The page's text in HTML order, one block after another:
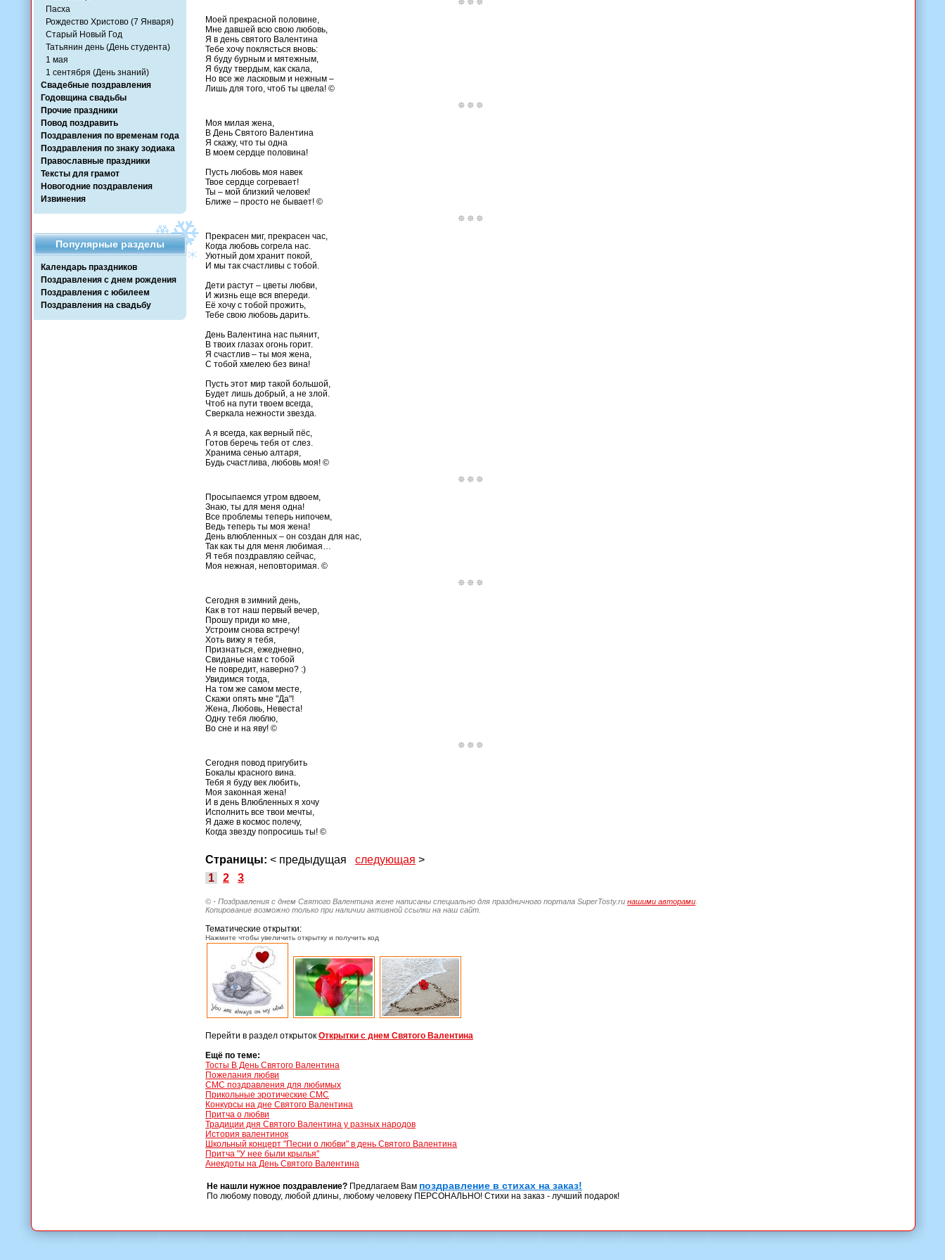
Пасха
Рождество Христово (7 Января)
Старый Новый Год
Татьянин день (День студента)
1 мая
1 сентября (День знаний)
Свадебные поздравления
Годовщина свадьбы
Прочие праздники
Повод поздравить
Поздравления по временам года
Поздравления по знаку зодиака
Православные праздники
Тексты для грамот
Новогодние поздравления
Извинения
Популярные разделы
Календарь праздников
Поздравления с днем рождения
Поздравления с юбилеем
Поздравления на свадьбу
Моей прекрасной половине,
Мне давшей всю свою любовь,
Я в день святого Валентина
Тебе хочу поклясться вновь:
Я буду бурным и мятежным,
Я буду твердым, как скала,
Но все же ласковым и нежным –
Лишь для того, чтоб ты цвела! ©
Моя милая жена,
В День Святого Валентина
Я скажу, что ты одна
В моем сердце половина!
Пусть любовь моя навек
Твое сердце согревает!
Ты – мой близкий человек!
Ближе – просто не бывает! ©
Прекрасен миг, прекрасен час,
Когда любовь согрела нас.
Уютный дом хранит покой,
И мы так счастливы с тобой.
Дети растут – цветы любви,
И жизнь еще вся впереди.
Её хочу с тобой прожить,
Тебе свою любовь дарить.
День Валентина нас пьянит,
В твоих глазах огонь горит.
Я счастлив – ты моя жена,
С тобой хмелею без вина!
Пусть этот мир такой большой,
Будет лишь добрый, а не злой.
Чтоб на пути твоем всегда,
Сверкала нежности звезда.
А я всегда, как верный пёс,
Готов беречь тебя от слез.
Хранима сенью алтаря,
Будь счастлива, любовь моя! ©
Просыпаемся утром вдвоем,
Знаю, ты для меня одна!
Все проблемы теперь нипочем,
Ведь теперь ты моя жена!
День влюбленных – он создан для нас,
Так как ты для меня любимая…
Я тебя поздравляю сейчас,
Моя нежная, неповторимая. ©
Сегодня в зимний день,
Как в тот наш первый вечер,
Прошу приди ко мне,
Устроим снова встречу!
Хоть вижу я тебя,
Признаться, ежедневно,
Свиданье нам с тобой
Не повредит, наверно? :)
Увидимся тогда,
На том же самом месте,
Скажи опять мне "Да"!
Жена, Любовь, Невеста!
Одну тебя люблю,
Во сне и на яву! ©
Сегодня повод пригубить
Бокалы красного вина.
Тебя я буду век любить,
Моя законная жена!
И в день Влюбленных я хочу
Исполнить все твои мечты,
Я даже в космос полечу,
Когда звезду попросишь ты! ©
Страницы: < предыдущая следующая >
1
2 3
© - Поздравления с днем Святого Валентина жене написаны специально для праздничного портала SuperTosty.ru нашими авторами
Копирование возможно только при наличии активной ссылки на наш сайт.
Тематические открытки:
Нажмите чтобы увеличить открытку и получить код
Перейти в раздел открыток Открытки с днем Святого Валентина
Ещё по теме:
Тосты В День Святого Валентина
Пожелания любви
СМС поздравления для любимых
Прикольные эротические СМС
Конкурсы на дне Святого Валентина
Притча о любви
Традиции дня Святого Валентина у разных народов
История валентинок
Школьный концерт "Песни о любви" в день Святого Валентина
Притча "У нее были крылья"
Анекдоты на День Святого Валентина
Не нашли нужное поздравление? Предлагаем Вам поздравление в стихах на заказ!
По любому поводу, любой длины, любому человеку ПЕРСОНАЛЬНО! Стихи на заказ - лучший подарок!